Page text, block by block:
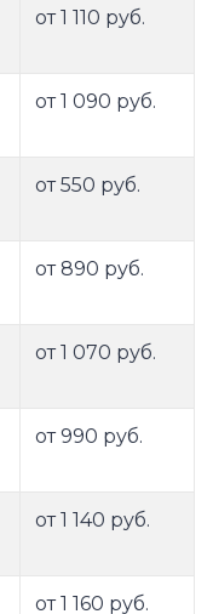
от 1 110 руб.
от 1 090 руб.
от 550 руб.
от 890 руб.
от 1 070 руб.
от 990 руб.
от 1 140 руб.
от 1 160 руб.